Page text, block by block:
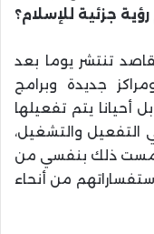
جزئية للإسلام؟
تنتشر يوما بعد
جديدة وبرامج
أحيانا يتم تفعيلها
التفعيل والتشغيل،
لمست ذلك بنفسي من
من أنحاء